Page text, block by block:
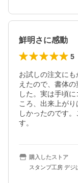
鮮明さに感動
5
お試しの注文に
えたので、書体
した。実は手頃
ころ、出来上が
しかったのです
す。
購入したストア
スタンプ工房 デジ